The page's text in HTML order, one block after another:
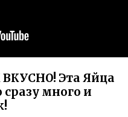
Эта Яйца
много и